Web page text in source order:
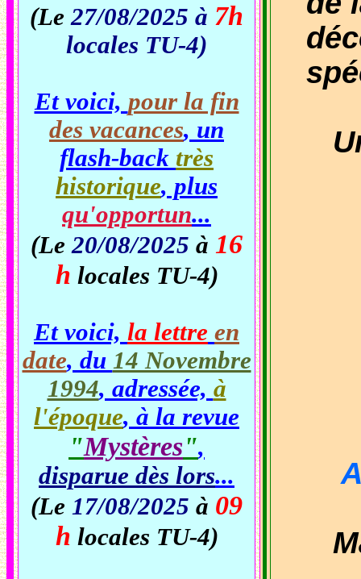
(Le27/08/2025 à 7h
locales TU-4)
Et voici, pour la fin
des vacances, un
flash-back très
historique, plus
qu'opportun...
(Le20/08/2025 à 16
h locales TU-4)
Et voici, la lettre en
date, du 14 Novembre
1994, adressée, à
l'époque, à la revue
"Mystères",
disparue dès lors...
(Le 17/08/2025 à 09
h locales TU-4)